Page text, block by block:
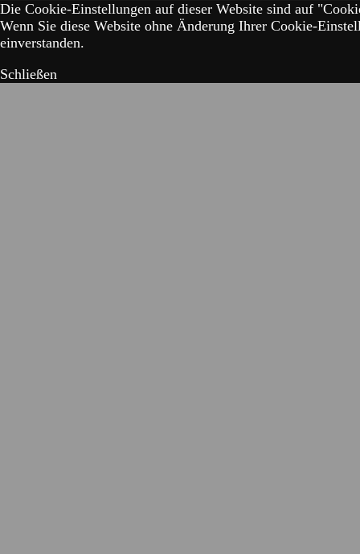
Die Cookie-Einstellungen auf dieser Website sind auf
Wenn Sie diese Website ohne Änderung Ihrer Cookie-
einverstanden.
Schließen